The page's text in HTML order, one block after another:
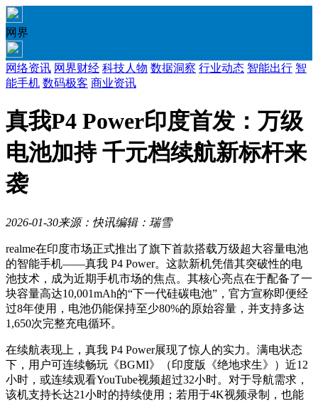
网界
网络资讯 网界财经 科技人物 数据洞察 行业动态 智能出行 智
能手机 数码极客 商业资讯
真我P4 Power印度首发：万级
电池加持 千元档续航新标杆来
袭
2026-01-30来源：快讯编辑：瑞雪
realme在印度市场正式推出了旗下首款搭载万级超大容量电池
的智能手机——真我 P4 Power。这款新机凭借其突破性的电
池技术，成为近期手机市场的焦点。其核心亮点在于配备了一
块容量高达10,001mAh的“下一代硅碳电池”，官方宣称即便经
过8年使用，电池仍能保持至少80%的原始容量，并支持多达
1,650次完整充电循环。
在续航表现上，真我 P4 Power展现了惊人的实力。满电状态
下，用户可连续畅玩《BGMI》（印度版《绝地求生》）近12
小时，或连续观看YouTube视频超过32小时。对于导航需求，
该机支持长达21小时的持续使用；若用于4K视频录制，也能